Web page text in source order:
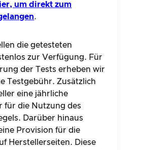
um direkt zum
.
die getesteten
zur Verfügung. Für
der Tests erheben wir
Testgebühr. Zusätzlich
eine jährliche
für die Nutzung des
Darüber hinaus
Provision für die
Herstellerseiten. Diese